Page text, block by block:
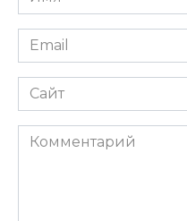
*
Email
*
Сайт
Комментарий